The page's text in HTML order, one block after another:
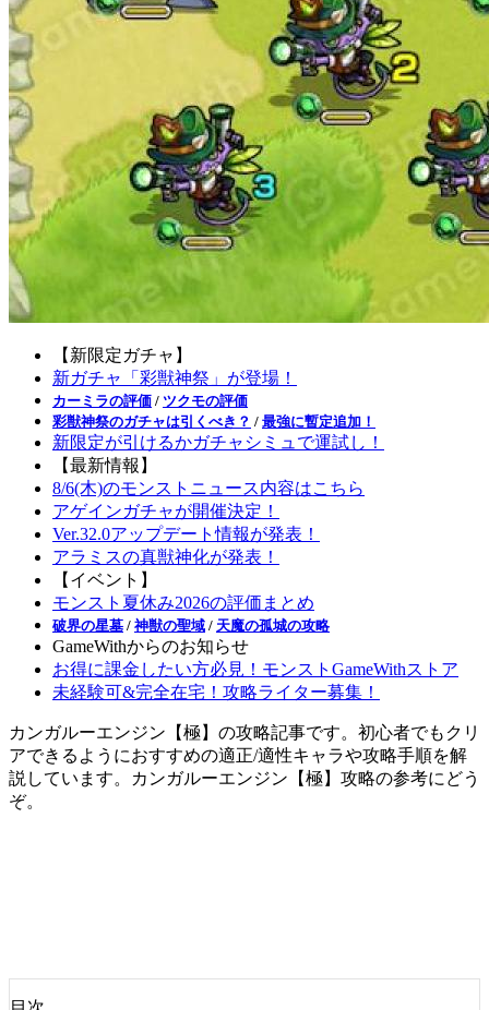
【新限定ガチャ】
新ガチャ「彩獣神祭」が登場！
カーミラの評価 / ツクモの評価
彩獣神祭のガチャは引くべき？ / 最強に暫定追加！
新限定が引けるかガチャシミュで運試し！
【最新情報】
8/6(木)のモンストニュース内容はこちら
アゲインガチャが開催決定！
Ver.32.0アップデート情報が発表！
アラミスの真獣神化が発表！
【イベント】
モンスト夏休み2026の評価まとめ
破界の星墓 / 神獣の聖域 / 天魔の孤城の攻略
GameWithからのお知らせ
お得に課金したい方必見！モンストGameWithストア
未経験可&完全在宅！攻略ライター募集！
カンガルーエンジン【極】の攻略記事です。初心者でもクリ
アできるようにおすすめの適正/適性キャラや攻略手順を解
説しています。カンガルーエンジン【極】攻略の参考にどう
ぞ。